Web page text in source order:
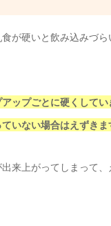
が硬いと飲み込みづ
ップごとに硬くして
いない場合はえずきま
来上がってしまって